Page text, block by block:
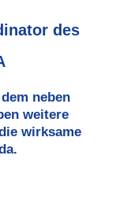
des
neben
weitere
wirksame